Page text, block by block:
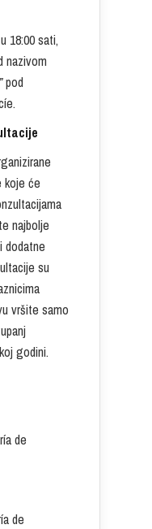
18:00 sati,
nazivom
”pod
koje će
najbolje
dodatne
su
vršite samo
godini.
de
de